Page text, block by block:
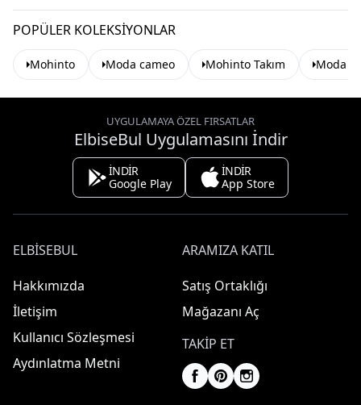
POPÜLER KOLEKSIYONLAR
Mohinto Moda cameo Mohinto Takım Moda
UYGULAMAYA ÖZEL FIRSATLAR
ElbiseBul Uygulamasını İndir
İNDİR
Google Play
İNDİR
App Store
ELBISEBUL
Hakkımızda
İletişim
Kullanıcı Sözleşmesi
Aydınlatma Metni
ARAMIZA KATIL
Satış Ortaklığı
Mağazanı Aç
TAKIP ET